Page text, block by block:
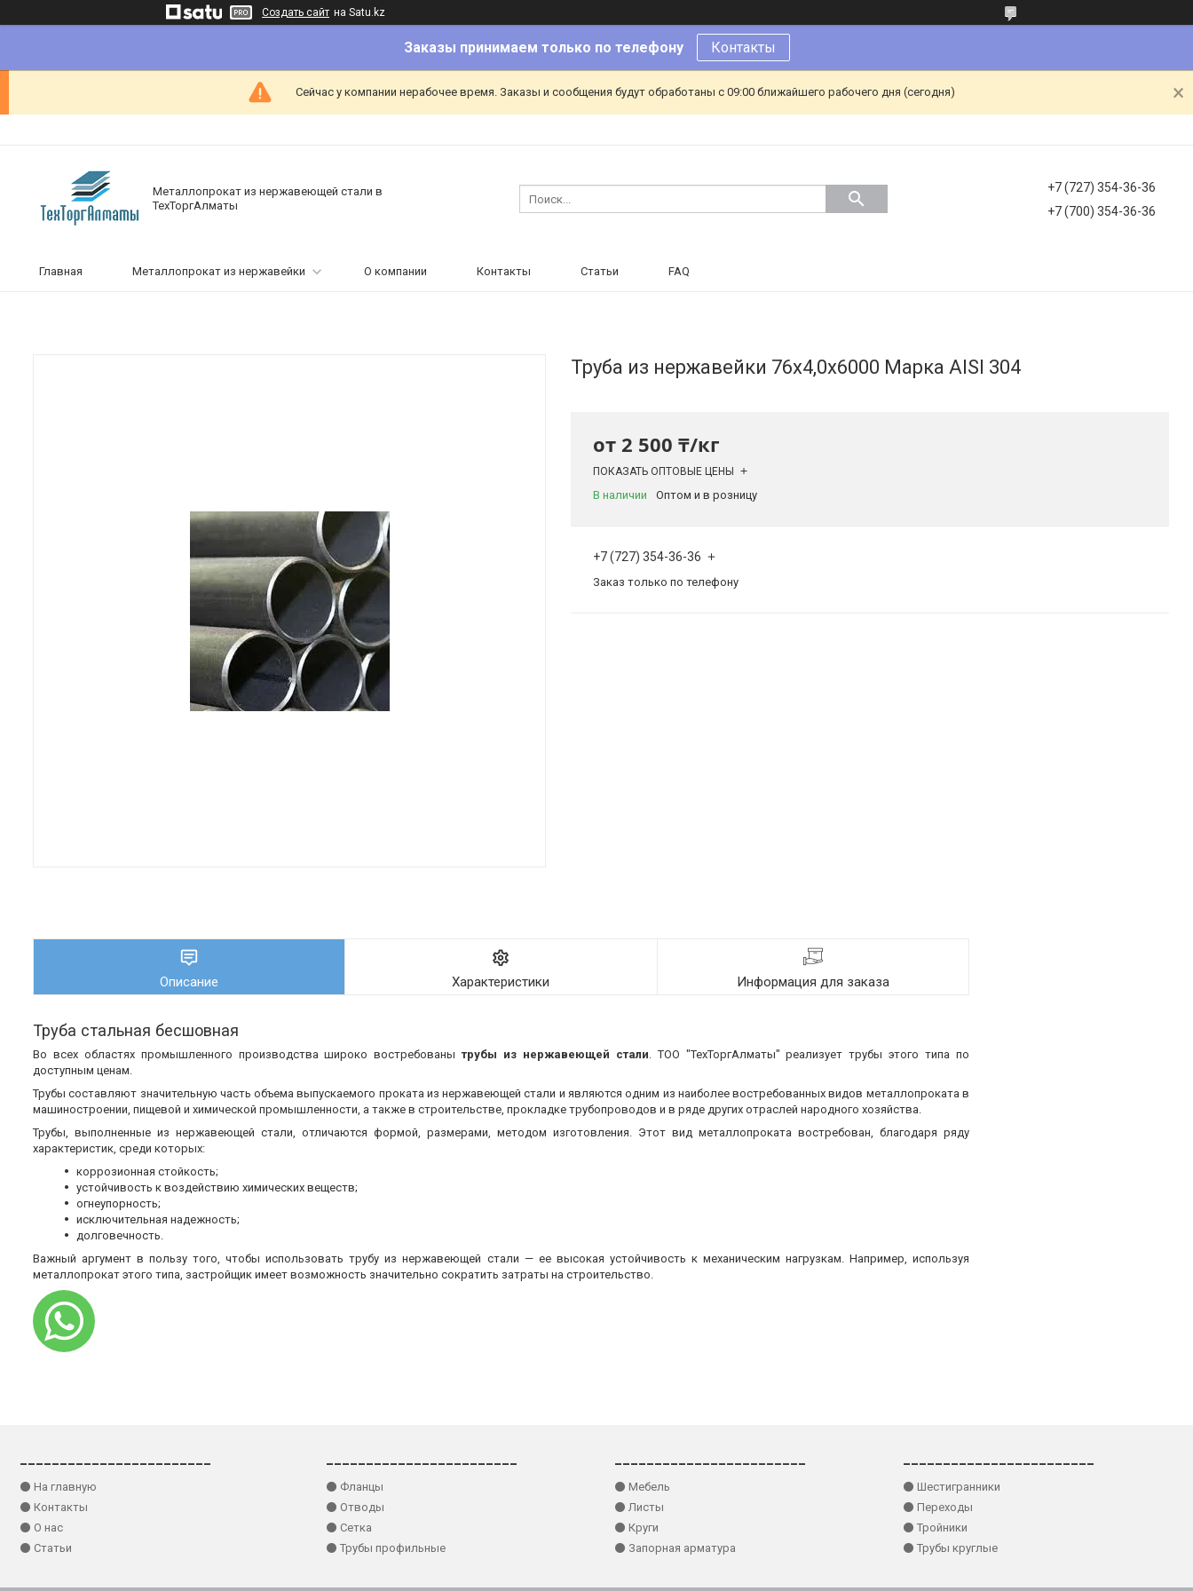
Создать сайт на Satu.kz
Заказы принимаем только по телефону Контакты
Сейчас у компании нерабочее время. Заказы и сообщения будут обработаны с 09:00 ближайшего рабочего дня (сегодня)
Металлопрокат из нержавеющей стали в
ТехТоргАлматы
+7 (727) 354-36-36
+7 (700) 354-36-36
Главная Металлопрокат из нержавейки О компании Контакты Статьи FAQ
Труба из нержавейки 76х4,0х6000 Марка AISI 304
от 2 500 ₸/кг
ПОКАЗАТЬ ОПТОВЫЕ ЦЕНЫ
В наличии Оптом и в розницу
+7 (727) 354-36-36
Заказ только по телефону
Описание Характеристики Информация для заказа
Труба стальная бесшовная
Во всех областях промышленного производства широко востребованытрубы из нержавеющей стали. ТОО "ТехТоргАлматы" реализует трубы этого типа по
доступным ценам.
Трубы составляют значительную часть объема выпускаемого проката из нержавеющей стали и являются одним из наиболее востребованных видов металлопроката в
машиностроении, пищевой и химической промышленности, а также в строительстве, прокладке трубопроводов и в ряде других отраслей народного хозяйства.
Трубы, выполненные из нержавеющей стали, отличаются формой, размерами, методом изготовления. Этот вид металлопроката востребован, благодаря ряду
характеристик, среди которых:
коррозионная стойкость;
устойчивость к воздействию химических веществ;
огнеупорность;
исключительная надежность;
долговечность.
Важный аргумент в пользу того, чтобы использовать трубу из нержавеющей стали — ее высокая устойчивость к механическим нагрузкам. Например, используя
металлопрокат этого типа, застройщик имеет возможность значительно сократить затраты на строительство.
⚫ На главную
⚫ Контакты
⚫ О нас
⚫ Статьи
⚫ Фланцы
⚫ Отводы
⚫ Сетка
⚫ Трубы профильные
⚫ Мебель
⚫ Листы
⚫ Круги
⚫ Запорная арматура
⚫ Шестигранники
⚫ Переходы
⚫ Тройники
⚫ Трубы круглые